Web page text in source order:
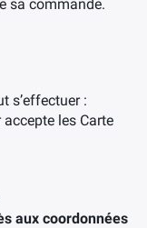
sa commande.
s’effectuer :
les Carte
aux coordonnées